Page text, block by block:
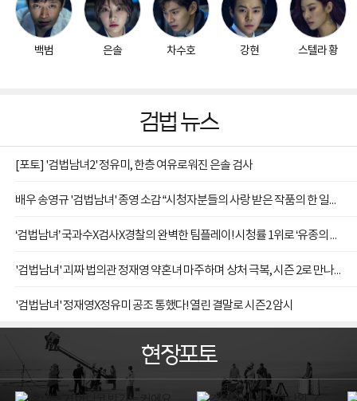
백범 은솔 차수호 강현 스텔라 황
검법 뉴스
[포토] '검법남녀2' 정유미, 한층 여유로워진 은솔 검사
배우 송영규 '검법남녀' 종영 소감 “시청자분들의 사랑 받은 작품의 한 일원으로 함께해 영광”
‘검법남녀’ 국과수X검사X경찰의 완벽한 팀플레이! 시청률 1위로 ‘유종의 美’
'검법남녀' 괴짜 법의관 정재영 약혼녀 마주하며 상처 극복, 시즌 2로 만나요
'검법남녀' 정재영X정유미 공조 통했다! 열린 결말로 시즌2 암시
현장포토